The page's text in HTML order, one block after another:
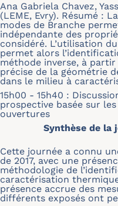
Ana Gabriela Chavez,
(LEME, Evry). Résumé :
modes de Branche
indépendante des
considéré. L’utilisation
permet alors
méthode inverse, à
précise de la géométrie
dans le milieu à
15h00 - 15h40 :
prospective basée sur
ouvertures
Synthèse de la
Cette journée a connu
de 2017, avec une
méthodologie de
caractérisation
présence accrue des
différents exposés ont